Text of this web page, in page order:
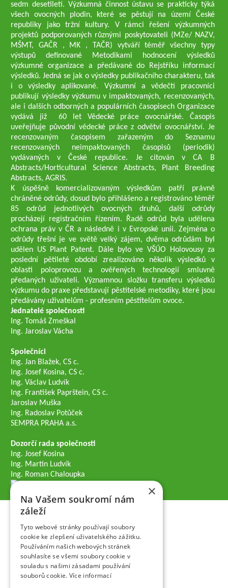
sedm desetiletí. Výzkumná činnost ústavu se prakticky týká
všech ovocných plodin, které se pěstují na území České
republiky jako tržní kultury. V rámci řešení výzkumných
projektů podporovaných různými poskytovateli (MZe/ NAZV,
MŠMT, GAČR , MK , TAČR) vytváří téměř všechny typy
výstupů definované Metodikami hodnocení výsledků
výzkumné organizace a předávané do Rejstříku informací
výsledků. Jedná se jak o výsledky publikačního charakteru, tak
i o výsledky aplikované. Výzkumní a vědečtí pracovníci
publikují výsledky výzkumu v impaktovaných, recenzovaných,
ale i dalších odborných a populárních časopisech Organizace
vydává již 60 let Vědecké práce ovocnářské. Časopis
uveřejňuje původní vědecké práce z odvětví ovocnářství. Je
recenzovaným časopisem zařazeným do Seznamu
recenzovaných neimpaktovaných časopisů (periodik)
vydávaných v České republice. Je citován v CA B
Abstracts/Horticultural Science Abstracts, Plant Breeding
Abstracts, AGRIS.
K úspěšně komercializovaným výsledkům patří právně
chráněné odrůdy, dosud bylo přihlášeno a registrováno téměř
85 odrůd jednotlivých ovocných druhů, další odrůdy
procházejí registračním řízením. Řadě odrůd byla udělena
ochrana práv v ČR a následně i v Evropské unii. Zejména o
odrůdy třešní je ve světě velký zájem, dvěma odrůdám byl
udělen US Plant Patent. Dále bylo ve VŠÚO Holovousy za
poslední pětileté období zrealizováno několik výsledků v
oblasti poloprovozu a ověřených technologií smluvně
předaných uživateli. Významnou složku transferu výsledků
výzkumu do praxe představují pěstitelské metodiky, které jsou
předávány uživatelům - profesním pěstitelům ovoce.
Jednatelé společnosti
Ing. Tomáš Zmeškal
Ing. Jaroslav Vácha
Společníci
Ing. Jan Blažek, CS c.
Ing. Josef Kosina, CS c.
Ing. Václav Ludvík
Ing. František Paprštein, CS c.
Jaroslav Muška
Ing. Radoslav Potůček
SEMPRA PRAHA a.s.
Dozorčí rada společnosti
Ing. Josef Kosina
Ing. Martin Ludvík
Ing. Roman Chaloupka
×
Na Vašem soukromí nám
záleží
Tyto webové stránky používají soubory
cookie ke zlepšení uživatelského zážitku.
Používáním našich webových stránek
souhlasíte se všemi soubory cookie v
souladu s našimi zásadami používání
souborů cookie. Více informací